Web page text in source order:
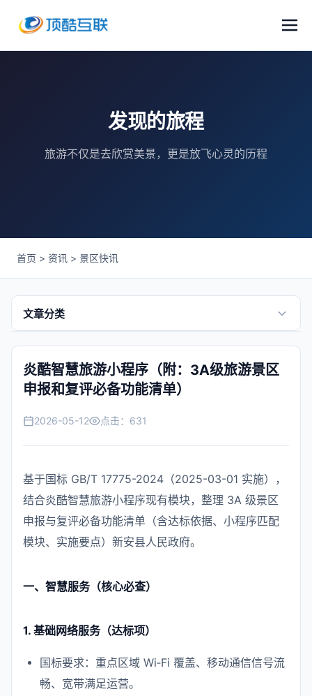
发现的旅程
旅游不仅是去欣赏美景，更是放飞心灵的历程
首页 > 资讯 > 景区快讯
文章分类
全域旅游
行业百科
跨境外贸
常见问题
帮助中心
炎酷智慧旅游小程序（附：3A级旅游景区
申报和复评必备功能清单）
2026-05-12 点击： 631
基于国标 GB/T 17775-2024（2025-03-01 实施），
结合炎酷智慧旅游小程序现有模块，整理 3A 级景区
申报与复评必备功能清单（含达标依据、小程序匹配
模块、实施要点）新安县人民政府。
一、智慧服务（核心必查）
1. 基础网络服务（达标项）
国标要求：重点区域 Wi‑Fi 覆盖、移动通信信号流
畅、宽带满足运营。